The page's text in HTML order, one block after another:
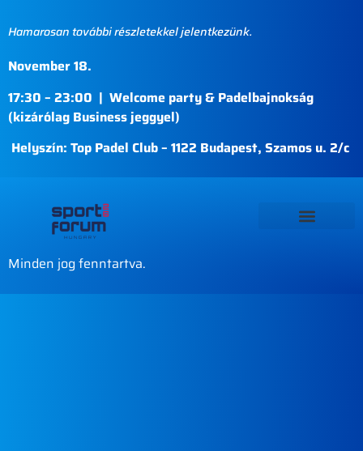
Hamarosan további részletekkel jelentkezünk.
November 18.
17:30 – 23:00 | Welcome party & Padelbajnokság
(kizárólag Business jeggyel)
Helyszín: Top Padel Club – 1122 Budapest, Szamos u. 2/c
Minden jog fenntartva.